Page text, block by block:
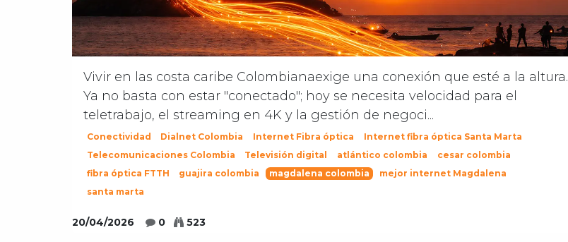
Vivir en las costa caribe Colombianaexige una conexión que esté a la altura.
Ya no basta con estar "conectado"; hoy se necesita velocidad para el
teletrabajo, el streaming en 4K y la gestión de negoci...
Conectividad Dialnet Colombia Internet Fibra óptica
Internet fibra óptica Santa Marta
Telecomunicaciones Colombia
Televisión digital atlántico colombia
cesar colombia
fibra óptica FTTH
guajira colombia magdalena colombia
mejor internet Magdalena
santa marta
20/04/2026 0 523